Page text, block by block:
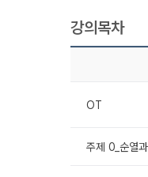
강의목차
OT
주제 0_순열